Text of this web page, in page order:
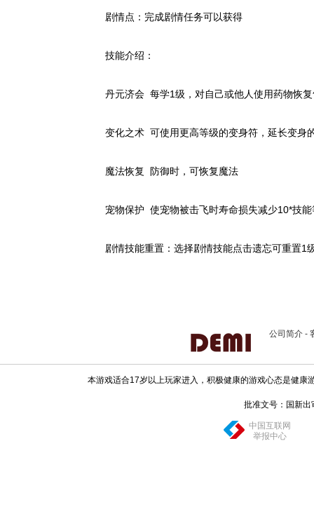
剧情点：完成剧情任务可以获得
技能介绍：
丹元济会 每学1级，对自己或他人使用药物恢
变化之术 可使用更高等级的变身符，延长变身
魔法恢复 防御时，可恢复魔法
宠物保护 使宠物被击飞时寿命损失减少10*技
剧情技能重置：选择剧情技能点击遗忘可重置1
公司简介 -
本游戏适合17岁以上玩家进入，积极健康的游戏心态是健
批准文号：国新
中国互联网
举报中心